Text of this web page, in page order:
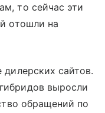
то сейчас эти
отошли на
сайтов.
выросли
обращений по